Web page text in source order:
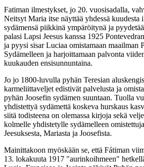
Fatiman ilmestykset, jo 20. vuosisadalla,
Neitsyt Maria itse näyttää yhdessä kuudesta
sydämensä piikkinä ympäröitynä ja
palasi Lapsi Jeesus kanssa 1925
ja pyysi sisar Luciaa omistamaan maailman
Sydämelleen ja harjoittamaan palvonta
kuukauden ensisunnuntaina.
Jo jo 1800-luvulla pyhän Teresian
karmeliittaveljet edistivät palvelusta ja
pyhän Joosefin sydämen suuntaan. Tuolla
yhdistettyä sydämettä koskeva hurskaus
siitä todisteena on olemassa kirjoja sekä
kolmelle yhdistetylle sydämelleen
Jeesuksesta, Mariasta ja Joosefista.
Mainittakoon myöskään se, että Fátiman
13. lokakuuta 1917 "aurinkoihmeen"